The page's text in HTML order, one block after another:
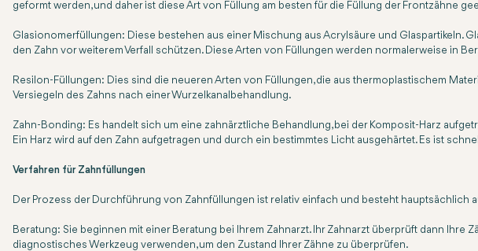
geformt werden, und daher ist diese Art von Füllung am besten für die Füllung der Frontzähne
Glasionomerfüllungen: Diese bestehen aus einer Mischung aus Acrylsäure und Glaspartikeln.
den Zahn vor weiterem Verfall schützen. Diese Arten von Füllungen werden normalerweise in
Resilon-Füllungen: Dies sind die neueren Arten von Füllungen, die aus thermoplastischem
Versiegeln des Zahns nach einer Wurzelkanalbehandlung.
Zahn-Bonding: Es handelt sich um eine zahnärztliche Behandlung, bei der Komposit-Harz
Ein Harz wird auf den Zahn aufgetragen und durch ein bestimmtes Licht ausgehärtet. Es ist
Verfahren für Zahnfüllungen
Der Prozess der Durchführung von Zahnfüllungen ist relativ einfach und besteht hauptsächlich
Beratung: Sie beginnen mit einer Beratung bei Ihrem Zahnarzt. Ihr Zahnarzt überprüft dann Ihre
diagnostisches Werkzeug verwenden, um den Zustand Ihrer Zähne zu überprüfen.